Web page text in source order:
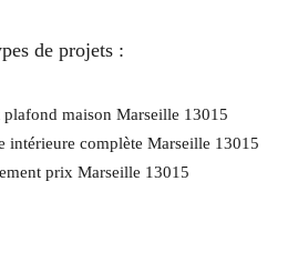
de projets :
plafond maison Marseille 13015
intérieure complète Marseille 13015
prix Marseille 13015